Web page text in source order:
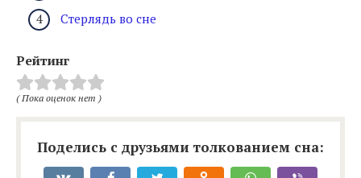
Стерлядь во сне
Рейтинг
( Пока оценок нет )
Поделись с друзьями толкованием сна: